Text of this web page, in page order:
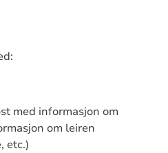
med informasjon om
om leiren
etc.)